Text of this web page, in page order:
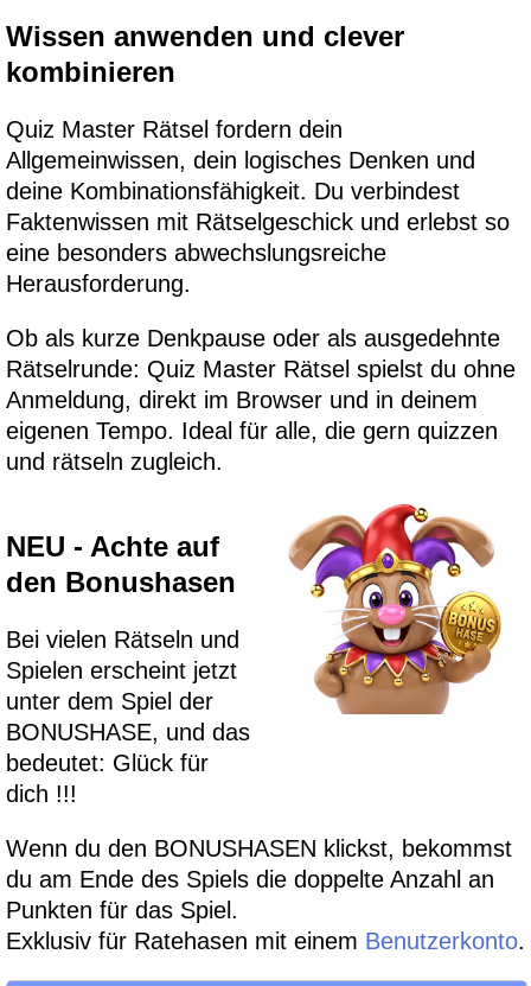
Wissen anwenden und clever
kombinieren
Quiz Master Rätsel fordern dein
Allgemeinwissen, dein logisches Denken und
deine Kombinationsfähigkeit. Du verbindest
Faktenwissen mit Rätselgeschick und erlebst so
eine besonders abwechslungsreiche
Herausforderung.
Ob als kurze Denkpause oder als ausgedehnte
Rätselrunde: Quiz Master Rätsel spielst du ohne
Anmeldung, direkt im Browser und in deinem
eigenen Tempo. Ideal für alle, die gern quizzen
und rätseln zugleich.
NEU - Achte auf
den Bonushasen
Bei vielen Rätseln und
Spielen erscheint jetzt
unter dem Spiel der
BONUSHASE, und das
bedeutet: Glück für
dich !!!
Wenn du den BONUSHASEN klickst, bekommst
du am Ende des Spiels die doppelte Anzahl an
Punkten für das Spiel.
Exklusiv für Ratehasen mit einem Benutzerkonto.